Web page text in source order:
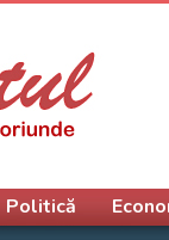
Politică